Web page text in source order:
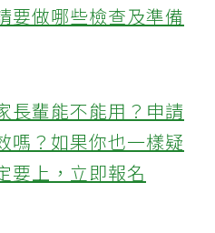
要做哪些檢查及準備
長輩能不能用？申請
嗎？如果你也一樣疑
要上，立即報名